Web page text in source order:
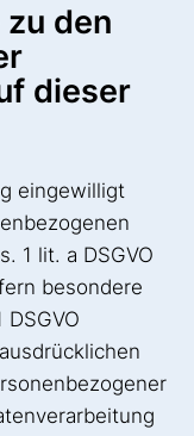
den
dieser
eingewilligt
1 lit. a DSGVO
besondere